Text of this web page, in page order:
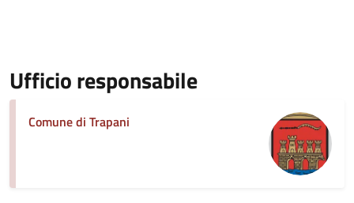
Ufficio responsabile
Comune di Trapani